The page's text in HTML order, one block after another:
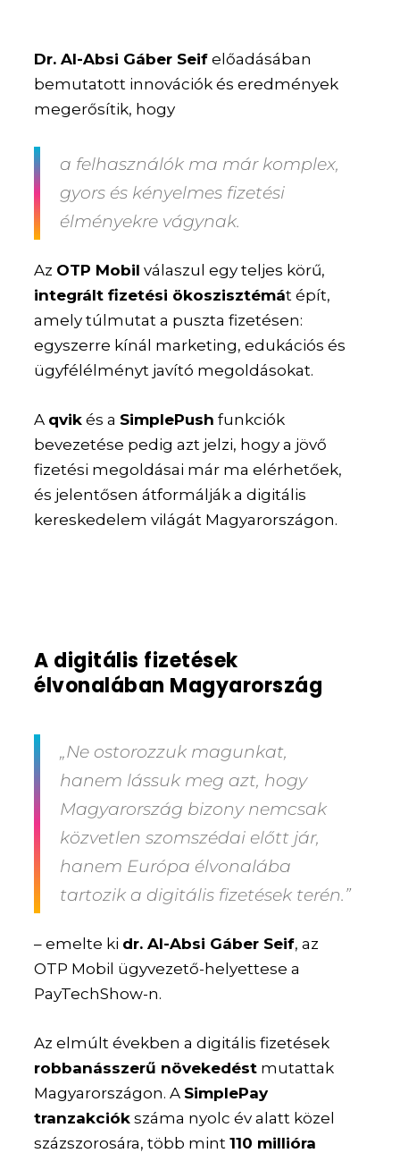
Dr. Al-Absi Gáber Seif előadásában
bemutatott innovációk és eredmények
megerősítik, hogy
a felhasználók ma már komplex,
gyors és kényelmes fizetési
élményekre vágynak.
Az OTP Mobil válaszul egy teljes körű,
integrált fizetési ökoszisztémát épít,
amely túlmutat a puszta fizetésen:
egyszerre kínál marketing, edukációs és
ügyfélélményt javító megoldásokat.
A qvik és a SimplePush funkciók
bevezetése pedig azt jelzi, hogy a jövő
fizetési megoldásai már ma elérhetőek,
és jelentősen átformálják a digitális
kereskedelem világát Magyarországon.
A digitális fizetések
élvonalában Magyarország
„Ne ostorozzuk magunkat,
hanem lássuk meg azt, hogy
Magyarország bizony nemcsak
közvetlen szomszédai előtt jár,
hanem Európa élvonalába
tartozik a digitális fizetések terén.”
– emelte ki dr. Al-Absi Gáber Seif, az
OTP Mobil ügyvezető-helyettese a
PayTechShow-n.
Az elmúlt években a digitális fizetések
robbanásszerű növekedést mutattak
Magyarországon. A SimplePay
tranzakciók száma nyolc év alatt közel
százszorosára, több mint110 millióra